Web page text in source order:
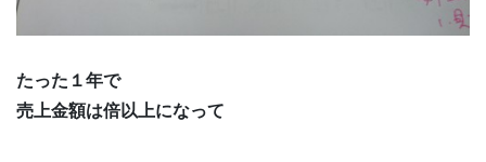
たった１年で
売上金額は倍以上になって